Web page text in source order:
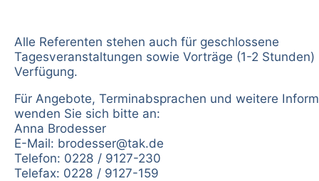
Alle Referenten stehen auch für geschlossene
Tagesveranstaltungen sowie Vorträge (1-2 Stunden)
Verfügung.
Für Angebote, Terminabsprachen und weitere
wenden Sie sich bitte an:
Anna Brodesser
E-Mail: brodesser@tak.de
Telefon: 0228 / 9127-230
Telefax: 0228 / 9127-159